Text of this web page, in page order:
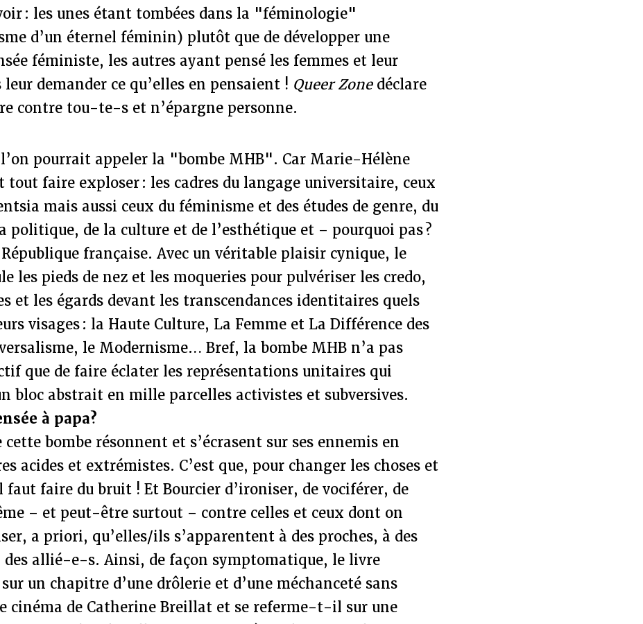
: les unes étant tombées dans la "féminologie"
d’un éternel féminin) plutôt que de développer une
féministe, les autres ayant pensé les femmes et leur
leur demander ce qu’elles en pensaient ! Queer Zonedéclare
contre tou-te-s et n’épargne personne.
l’on pourrait appeler la "bombe MHB". Car Marie-Hélène
tout faire exploser : les cadres du langage universitaire, ceux
mais aussi ceux du féminisme et des études de genre, du
politique, de la culture et de l’esthétique et – pourquoi pas ?
française. Avec un véritable plaisir cynique, le
les pieds de nez et les moqueries pour pulvériser les credo,
et les égards devant les transcendances identitaires quels
visages : la Haute Culture, La Femme et La Différence des
le Modernisme… Bref, la bombe MHB n’a pas
que de faire éclater les représentations unitaires qui
bloc abstrait en mille parcelles activistes et subversives.
à papa?
cette bombe résonnent et s’écrasent sur ses ennemis en
acides et extrémistes. C’est que, pour changer les choses et
faut faire du bruit ! Et Bourcier d’ironiser, de vociférer, de
– et peut-être surtout – contre celles et ceux dont on
a priori, qu’elles/ils s’apparentent à des proches, à des
des allié-e-s. Ainsi, de façon symptomatique, le livre
un chapitre d’une drôlerie et d’une méchanceté sans
cinéma de Catherine Breillat et se referme-t-il sur une